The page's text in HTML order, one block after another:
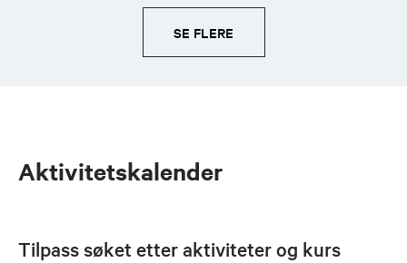
SE FLERE
Aktivitetskalender
Tilpass søket etter aktiviteter og kurs